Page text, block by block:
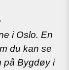
i Oslo. En
du kan se
på Bygdøy i